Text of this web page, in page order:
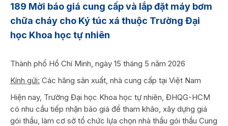
189 Mời báo giá cung cấp và lắp đặt máy bơm
chữa cháy cho Ký túc xá thuộc Trường Đại
học Khoa học tự nhiên
Thành phố Hồ Chí Minh, ngày 15 tháng 5 năm 2026
Kính gửi: Các hãng sản xuất, nhà cung cấp tại Việt Nam
Hiện nay, Trường Đại học Khoa học tự nhiên, ĐHQG-HCM
có nhu cầu tiếp nhận báo giá để tham khảo, xây dựng giá
gói thầu, làm cơ sở tổ chức lựa chọn nhà thầu gói thầu Cung